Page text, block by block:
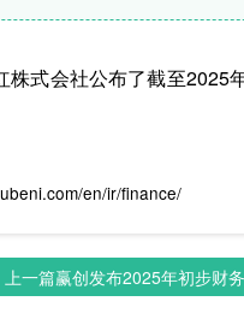
株式会社公布了截至2025
en/ir/finance/
上一篇赢创发布2025年初步财